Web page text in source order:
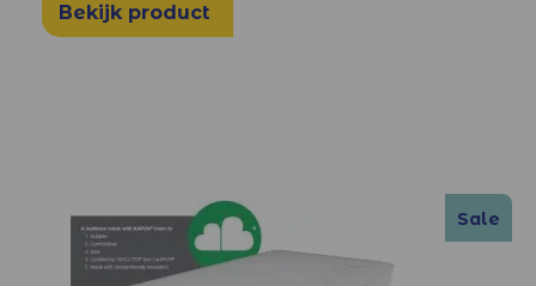
Bekijk product
Sale